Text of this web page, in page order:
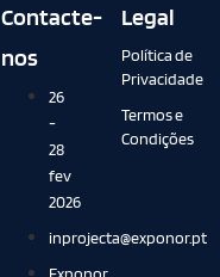
Contacte-
nos
26
-
28
fev
2026
inprojecta@exponor.pt
Exponor
Legal
Política de
Privacidade
Termos e
Condições